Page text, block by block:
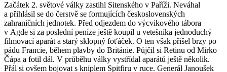
Začátek 2. světové války zastihl Sitenského v Paříži. Neváhal
a přihlásil se do čerstvě se formujících československých
zahraničních jednotek. Před odjezdem do výcvikového tábora
v Agde si za poslední peníze ještě koupil u vetešníka jednoduchý
filmovací aparát a starý sklopný foťáček. O ten však přišel brzy po
pádu Francie, během plavby do Británie. Půjčil si Retinu od Mirko
Čápa a fotil dál. V průběhu války vystřídal aparátů ještě několik.
Přál si ovšem bojovat s kniplem Spitfiru v ruce. Generál Janoušek